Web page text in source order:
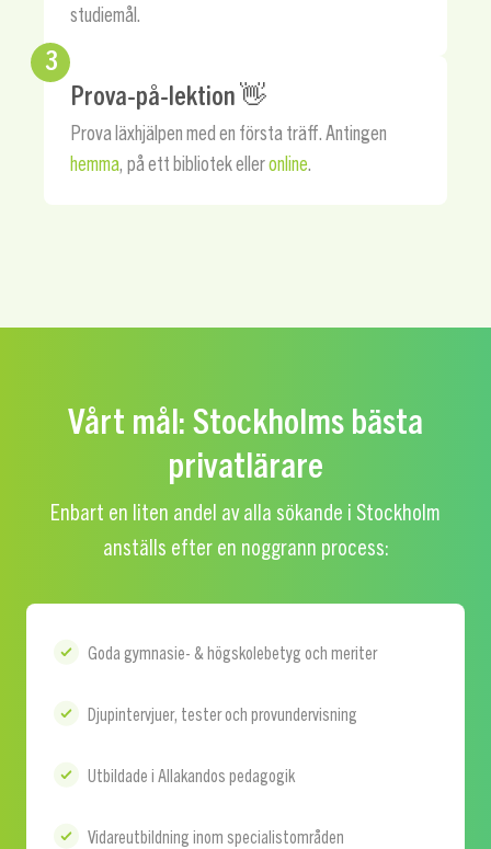
studiemål.
3
Prova-på-lektion 👋
Prova läxhjälpen med en första träff. Antingen
hemma, på ett bibliotek elleronline.
Vårt mål: Stockholms bästa
privatlärare
Enbart en liten andel av alla sökande i Stockholm
anställs efter en noggrann process:
Goda gymnasie- & högskolebetyg och meriter
Djupintervjuer, tester och provundervisning
Utbildade i Allakandos pedagogik
Vidareutbildning inom specialistområden